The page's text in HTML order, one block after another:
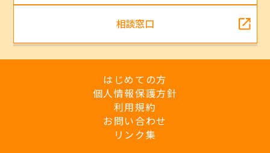
相談窓口
はじめての方
個人情報保護方針
利用規約
お問い合わせ
リンク集